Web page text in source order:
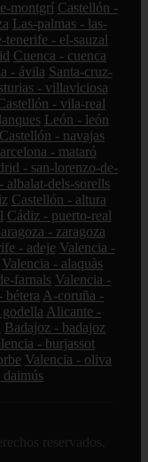
montgrí Castellón -
Las-palmas - las-
tenerife - el-sauzal
Cuenca - cuenca
- ávila Santa-cruz-
- villaviciosa
- vila-real
León - león
Castellón - navajas
- mataró
- san-lorenzo-de-
albalat-dels-sorells
Castellón - altura
Cádiz - puerto-real
- zaragoza
- adeje Valencia -
Valencia - alaquàs
farnals Valencia -
bétera A-coruña -
Alicante -
Badajoz - badajoz
- burjassot
Valencia - oliva
daimús
reservados.